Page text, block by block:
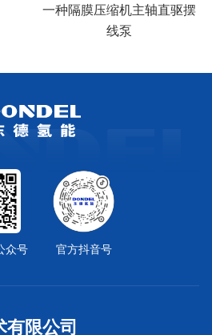
一种隔膜压缩机主轴直驱摆
线泵
众号 官方抖音号
有限公司